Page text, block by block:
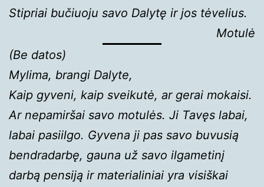
Stipriai bučiuoju savo Dalytę ir jos tėvelius.
Motulė
(Be datos)
Mylima, brangi Dalyte,
Kaip gyveni, kaip sveikutė, ar gerai mokaisi.
Ar nepamiršai savo motulės. Ji Tavęs labai,
labai pasiilgo. Gyvena ji pas savo buvusią
bendradarbę, gauna už savo ilgametinį
darbą pensiją ir materialiniai yra visiškai